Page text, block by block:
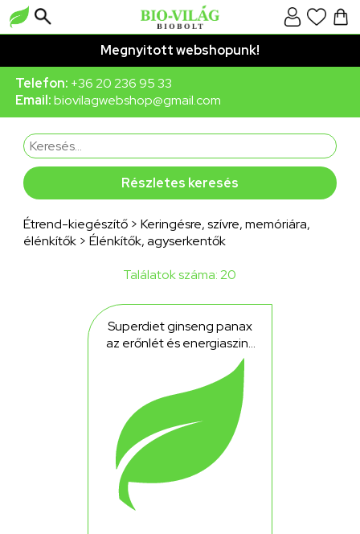
Megnyitott webshopunk!
Telefon: +36 20 236 95 33
Email:biovilagwebshop@gmail.com
Részletes keresés
Étrend-kiegészítő> Keringésre, szívre, memóriára,
élénkítők> Élénkítők, agyserkentők
Találatok száma: 20
Superdiet ginseng panax
az erőnlét és energiaszint
támogatására, vegán
ampulla 20x10ml 200 ml